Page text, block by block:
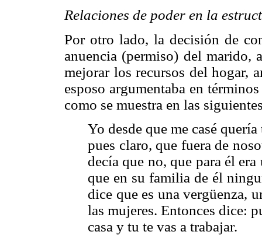
Relaciones de poder en la
Por otro lado, la decisión de
anuencia (permiso) del marido,
mejorar los recursos del
esposo argumentaba en
como se muestra en las
Yo desde que me casé
pues claro, que fuera de
decía que no, que para él
que en su familia de él
dice que es una vergüenza,
las mujeres. Entonces dice:
casa y tu te vas a trabajar.